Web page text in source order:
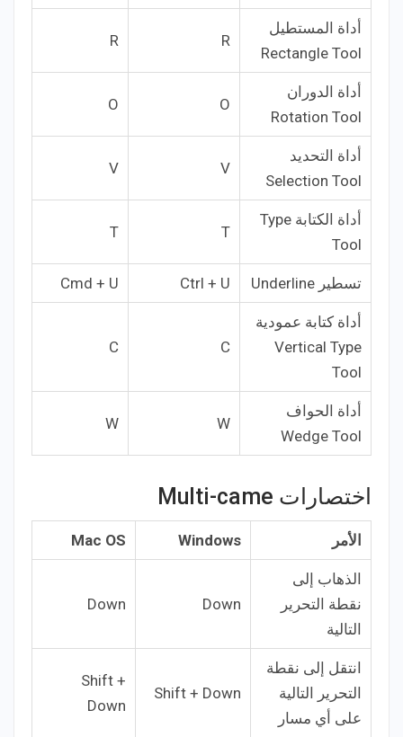
أداة المستطيل
Rectangle Tool
R
R
أداة الدوران
Rotation Tool
O
O
أداة التحديد
Selection Tool
V
V
أداة الكتابة Type
Tool
T
T
تسطير Underline Ctrl + U
Cmd + U
أداة كتابة عمودية
Vertical Type
Tool
C
C
أداة الحواف
Wedge Tool
W
W
اختصارات Multi-came
الأمر Windows
Mac OS
الذهاب إلى
نقطة التحرير
التالية
Down
Down
انتقل إلى نقطة
التحرير التالية
على أي مسار
Shift + Down
Shift +
Down